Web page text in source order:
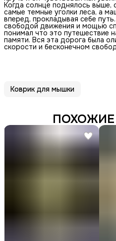
Когда солнце поднялось выше,
самые темные уголки леса, а
вперед, прокладывая себе
свободой движения и мощью
понимал что это путешествие
памяти. Вся эта дорога была
скорости и бесконечном
Коврик для мышки